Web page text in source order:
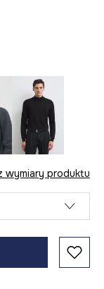
wymiary produktu